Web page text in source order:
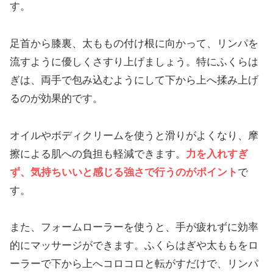
す。
足首から膝裏、太ももの付け根に向かって、リンパを
流すように優しくさすり上げましょう。特にふくらは
ぎは、両手で包み込むようにして下から上へ揉み上げ
るのが効果的です。
オイルやボディクリームを使うと滑りがよくなり、摩
擦による肌への負担も軽減できます。 力を入れすぎ
ず、気持ちいいと感じる強さで行うのがポイント で
す。
また、フォームローラーを使うと、手が疲れずに効率
的にマッサージができます。ふくらはぎや太ももをロ
ーラーで下から上へコロコロと転がすだけで、リンパ